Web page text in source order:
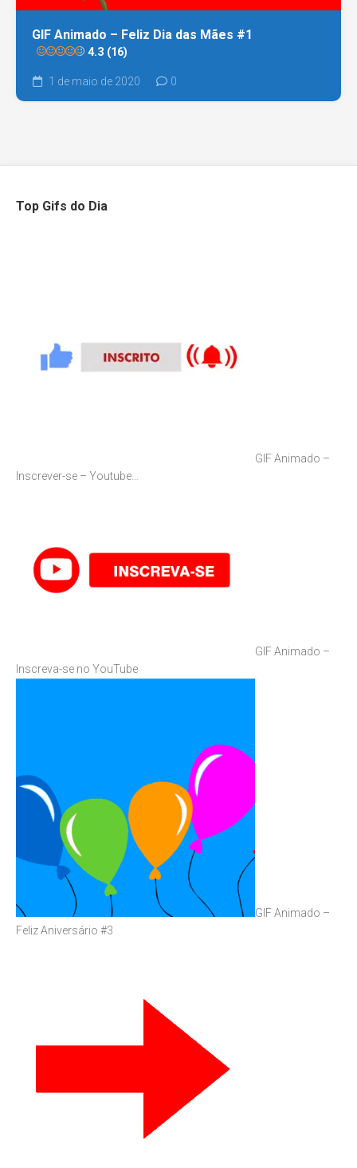
GIF Animado – Feliz Dia das Mães #1
4.3 (16)
1 de maio de 2020 0
Top Gifs do Dia
GIF Animado –
Inscrever-se – Youtube…
GIF Animado –
Inscreva-se no YouTube
GIF Animado –
Feliz Aniversário #3